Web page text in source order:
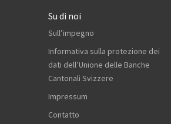
Su di noi
Sull’impegno
Informativa sulla protezione dei
dati dell’Unione delle Banche
Cantonali Svizzere
Impressum
Contatto